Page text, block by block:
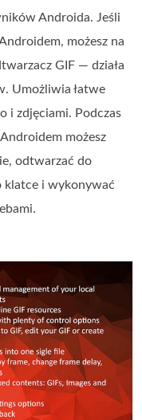
Androida. Jeśli
możesz na
GIF — działa
Umożliwia łatwe
i zdjęciami. Podczas
możesz
odtwarzać do
klatce i wykonywać